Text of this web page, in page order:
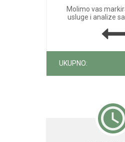
Molimo vas
usluge i analize
UKUPNO: